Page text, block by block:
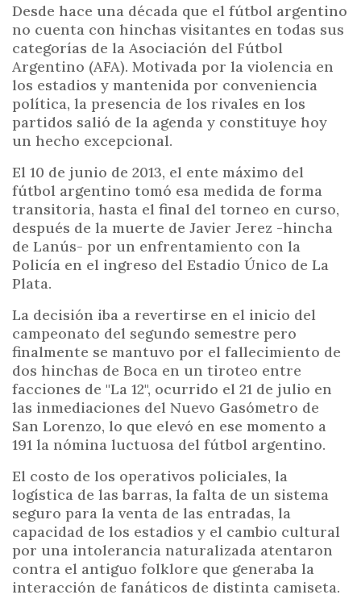
Desde hace una década que el fútbol argentino
no cuenta con hinchas visitantes en todas sus
categorías de la Asociación del Fútbol
Argentino (AFA). Motivada por la violencia en
los estadios y mantenida por conveniencia
política, la presencia de los rivales en los
partidos salió de la agenda y constituye hoy
un hecho excepcional.
El 10 de junio de 2013, el ente máximo del
fútbol argentino tomó esa medida de forma
transitoria, hasta el final del torneo en curso,
después de la muerte de Javier Jerez -hincha
de Lanús- por un enfrentamiento con la
Policía en el ingreso del Estadio Único de La
Plata.
La decisión iba a revertirse en el inicio del
campeonato del segundo semestre pero
finalmente se mantuvo por el fallecimiento de
dos hinchas de Boca en un tiroteo entre
facciones de "La 12", ocurrido el 21 de julio en
las inmediaciones del Nuevo Gasómetro de
San Lorenzo, lo que elevó en ese momento a
191 la nómina luctuosa del fútbol argentino.
El costo de los operativos policiales, la
logística de las barras, la falta de un sistema
seguro para la venta de las entradas, la
capacidad de los estadios y el cambio cultural
por una intolerancia naturalizada atentaron
contra el antiguo folklore que generaba la
interacción de fanáticos de distinta camiseta.